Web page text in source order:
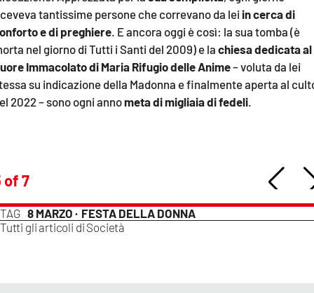
App
ANDROID
tantissime persone che correvano da lei in cerca di
e di preghiere. E ancora oggi è così: la sua tomba (è
nel giorno di Tutti i Santi del 2009) e la chiesa dedicata al
Immacolato di Maria Rifugio delle Anime– voluta da lei
su indicazione della Madonna e finalmente aperta al
2022 – sono ogni annometa di migliaia di fedeli.
of 7
TAG 8 MARZO · FESTA DELLA DONNA
Tutti gli articoli di Società